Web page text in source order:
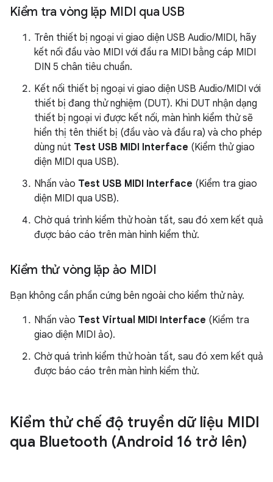
Kiểm tra vòng lặp MIDI qua USB
Trên thiết bị ngoại vi giao diện USB Audio/MIDI, hãy
kết nối đầu vào MIDI với đầu ra MIDI bằng cáp MIDI
DIN 5 chân tiêu chuẩn.
Kết nối thiết bị ngoại vi giao diện USB Audio/MIDI với
thiết bị đang thử nghiệm (DUT). Khi DUT nhận dạng
thiết bị ngoại vi được kết nối, màn hình kiểm thử sẽ
hiển thị tên thiết bị (đầu vào và đầu ra) và cho phép
dùng nút Test USB MIDI Interface (Kiểm thử giao
diện MIDI qua USB).
Nhấn vào Test USB MIDI Interface (Kiểm tra giao
diện MIDI qua USB).
Chờ quá trình kiểm thử hoàn tất, sau đó xem kết quả
được báo cáo trên màn hình kiểm thử.
Kiểm thử vòng lặp ảo MIDI
Bạn không cần phần cứng bên ngoài cho kiểm thử này.
Nhấn vào Test Virtual MIDI Interface (Kiểm tra
giao diện MIDI ảo).
Chờ quá trình kiểm thử hoàn tất, sau đó xem kết quả
được báo cáo trên màn hình kiểm thử.
Kiểm thử chế độ truyền dữ liệu MIDI
qua Bluetooth (Android 16 trở lên)